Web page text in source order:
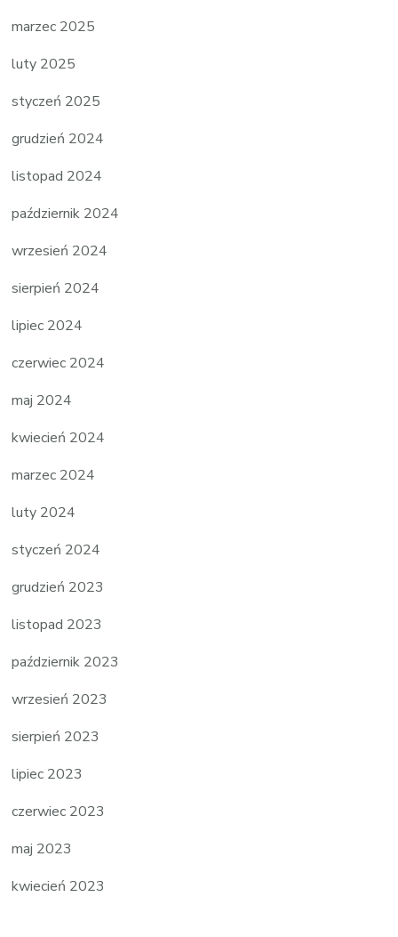
marzec 2025
luty 2025
styczeń 2025
grudzień 2024
listopad 2024
październik 2024
wrzesień 2024
sierpień 2024
lipiec 2024
czerwiec 2024
maj 2024
kwiecień 2024
marzec 2024
luty 2024
styczeń 2024
grudzień 2023
listopad 2023
październik 2023
wrzesień 2023
sierpień 2023
lipiec 2023
czerwiec 2023
maj 2023
kwiecień 2023